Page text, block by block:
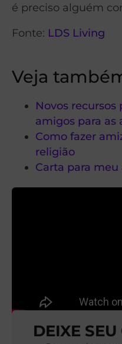
é preciso alguém
Fonte: LDS Living
Veja
Novos recursos
amigos para as
Como fazer
religião
Carta para
DEIXE